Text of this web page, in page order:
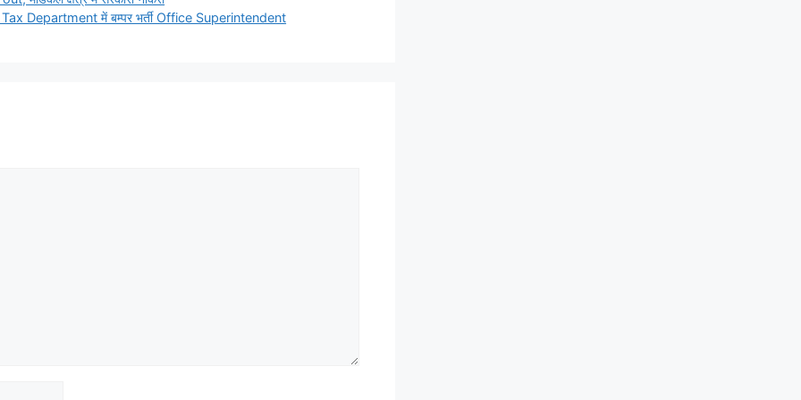
Department में बम्पर भर्ती Office Superintendent